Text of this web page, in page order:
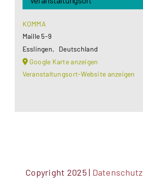
KOMMA
Maille 5-9
Esslingen,
Deutschland
Google Karte anzeigen
Veranstaltungsort-Website anzeigen
Copyright 2025 | Datenschutz